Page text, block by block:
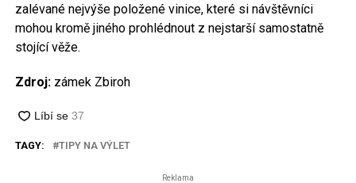
zalévané nejvýše položené vinice, které si návštěvníci
mohou kromě jiného prohlédnout z nejstarší samostatně
stojící věže.
Zdroj:zámek Zbiroh
TAGY: TIPY NA VÝLET
Reklama